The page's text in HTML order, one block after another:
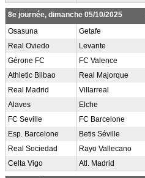
8e journée, dimanche 05/10/2025
Osasuna
Getafe
Real Oviedo Levante
Gérone FC FC Valence
Athletic Bilbao Real Majorque
Real Madrid Villarreal
Alaves Elche
FC Seville FC Barcelone
Esp. Barcelone Betis Séville
Real Sociedad Rayo Vallecano
Celta Vigo Atl. Madrid